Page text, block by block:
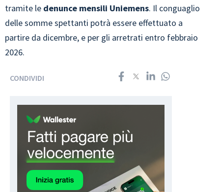
tramite le denunce mensili Uniemens. Il conguaglio
delle somme spettanti potrà essere effettuato a
partire da dicembre, e per gli arretrati entro febbraio
2026.
CONDIVIDI